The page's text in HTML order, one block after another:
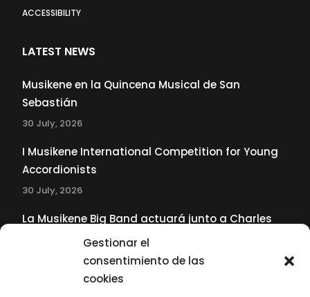
Gestionar el
consentimiento de las
cookies
ACCESSIBILITY
LATEST NEWS
Musikene en la Quincena Musical de San
Sebastián
30 July, 2026
I Musikene International Competition for Young
Accordionists
30 July, 2026
La Musikene Big Band actuará junto a Charles
Tolliver en el 61 Jazzaldia